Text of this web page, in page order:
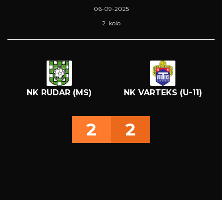
06-09-2025
2. kolo
NK RUDAR (MS) NK VARTEKS (U-11)
2 2